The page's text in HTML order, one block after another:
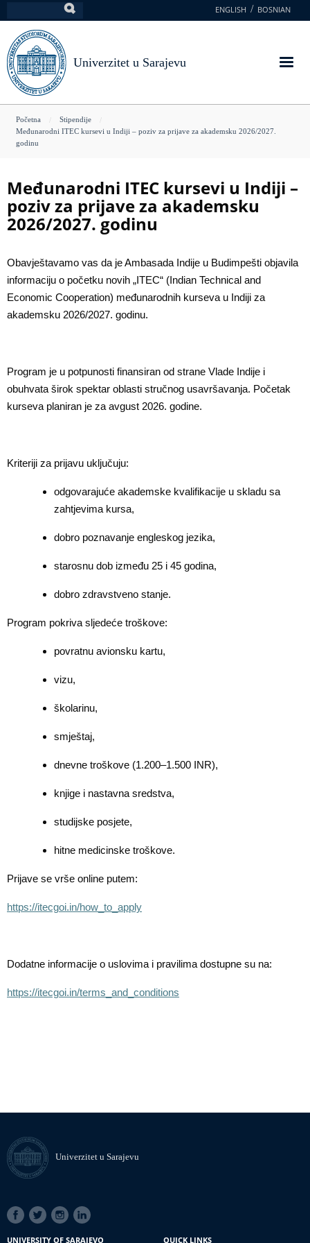
na
glavni
sadržaj
ENGLISH BOSNIAN
Univerzitet u Sarajevu
You
are
Početna
Stipendije
Međunarodni ITEC kursevi u Indiji – poziv za prijave za akademsku 2026/2027.
godinu
Međunarodni ITEC kursevi u Indiji –
poziv za prijave za akademsku
2026/2027. godinu
Obavještavamo vas da je Ambasada Indije u Budimpešti objavila
informaciju o početku novih „ITEC“ (Indian Technical and
Economic Cooperation) međunarodnih kurseva u Indiji za
akademsku 2026/2027. godinu.
Program je u potpunosti finansiran od strane Vlade Indije i
obuhvata širok spektar oblasti stručnog usavršavanja. Početak
kurseva planiran je za avgust 2026. godine.
Kriteriji za prijavu uključuju:
odgovarajuće akademske kvalifikacije u skladu sa
zahtjevima kursa,
dobro poznavanje engleskog jezika,
starosnu dob između 25 i 45 godina,
dobro zdravstveno stanje.
Program pokriva sljedeće troškove:
povratnu avionsku kartu,
vizu,
školarinu,
smještaj,
dnevne troškove (1.200–1.500 INR),
knjige i nastavna sredstva,
studijske posjete,
hitne medicinske troškove.
Prijave se vrše online putem:
https://itecgoi.in/how_to_apply
Dodatne informacije o uslovima i pravilima dostupne su na:
https://itecgoi.in/terms_and_conditions
Univerzitet u Sarajevu
SOCIAL
LINKS
UNIVERSITY OF SARAJEVO
QUICK LINKS